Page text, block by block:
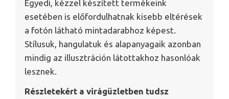
Egyedi, kézzel készített termékeink
esetében is előfordulhatnak kisebb eltérések
a fotón látható mintadarabhoz képest.
Stílusuk, hangulatuk és alapanyagaik azonban
mindig az illusztráción látottakhoz hasonlóak
lesznek.
Részletekért a virágüzletben tudsz